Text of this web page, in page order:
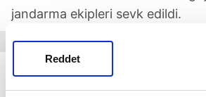
Reddet
jandarma ekipleri sevk edildi.